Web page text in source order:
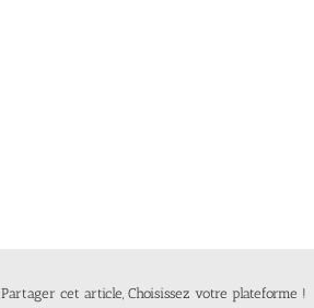
Partager cet article, Choisissez votre plateforme !